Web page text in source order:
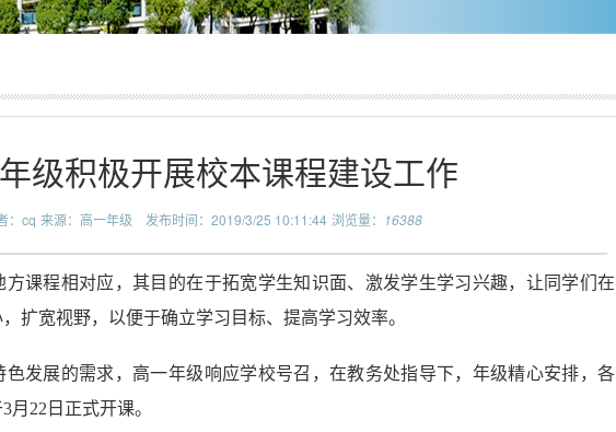
级积极开展校本课程建设工作
：cq 来源：高一年级 发布时间：2019/3/25 10:11:44 浏览量： 16388
课程相对应，其目的在于拓宽学生知识面、激发学生学习兴趣，让同学们在
扩宽视野，以便于确立学习目标、提高学习效率。
色发展的需求，高一年级响应学校号召，在教务处指导下，年级精心安排，各
3月 22 日正式开课。